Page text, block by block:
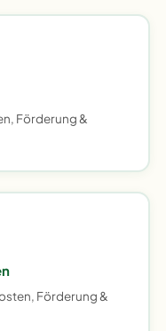
Förderung &
Förderung &